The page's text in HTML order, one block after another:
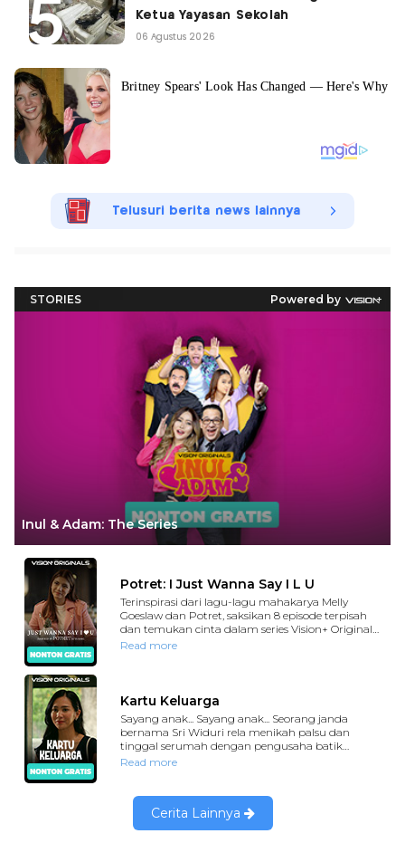
Ketua Yayasan Sekolah
06 Agustus 2026
Telusuri berita news lainnya